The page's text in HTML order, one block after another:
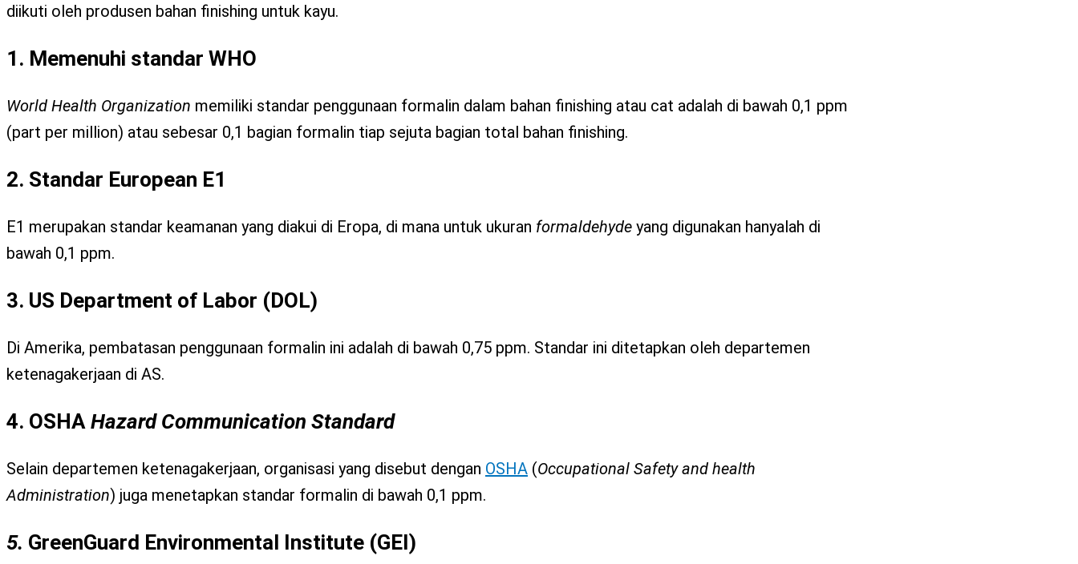
diikuti oleh produsen bahan finishing untuk kayu.
1. Memenuhi standar WHO
World Health Organization memiliki standar penggunaan formalin dalam bahan finishing atau cat adalah di bawah 0,1 ppm
(part per million) atau sebesar 0,1 bagian formalin tiap sejuta bagian total bahan finishing.
2. Standar European E1
E1 merupakan standar keamanan yang diakui di Eropa, di mana untuk ukuran formaldehyde yang digunakan hanyalah di
bawah 0,1 ppm.
3. US Department of Labor (DOL)
Di Amerika, pembatasan penggunaan formalin ini adalah di bawah 0,75 ppm. Standar ini ditetapkan oleh departemen
ketenagakerjaan di AS.
4. OSHA Hazard Communication Standard
Selain departemen ketenagakerjaan, organisasi yang disebut dengan OSHA (Occupational Safety and health
Administration) juga menetapkan standar formalin di bawah 0,1 ppm.
5. GreenGuard Environmental Institute (GEI)